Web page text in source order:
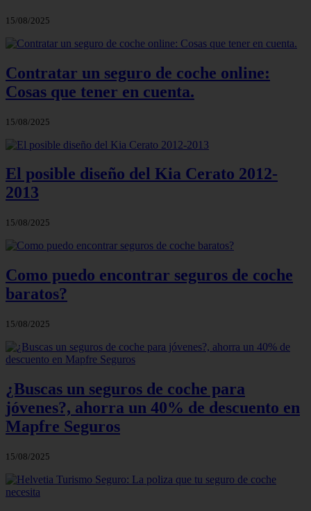
15/08/2025
Contratar un seguro de coche online:
Cosas que tener en cuenta.
15/08/2025
El posible diseño del Kia Cerato 2012-
2013
15/08/2025
Como puedo encontrar seguros de coche
baratos?
15/08/2025
¿Buscas un seguros de coche para
jóvenes?, ahorra un 40% de descuento en
Mapfre Seguros
15/08/2025